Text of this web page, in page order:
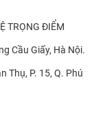
TRỌNG ĐIỂM
Cầu Giấy, Hà Nội.
Thụ, P. 15, Q. Phú